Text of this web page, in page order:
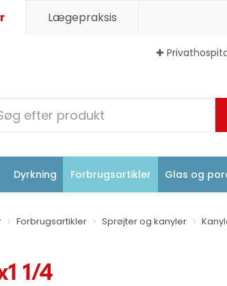
Lægepraksis
✚
Dyrkning Forbrugsartikler Glas og
Forbrugsartikler Sprøjter og kanyler
1/4